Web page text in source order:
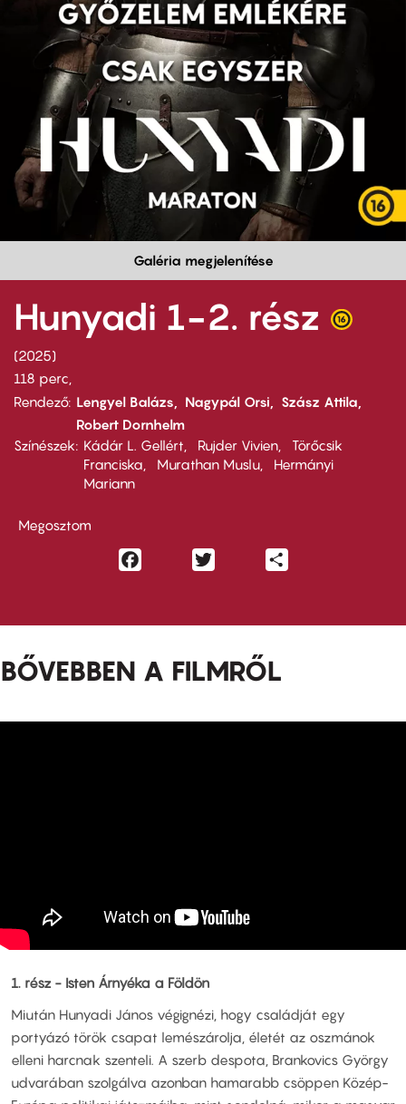
Galéria megjelenítése
Hunyadi 1-2. rész
2025
118 perc,
Rendező Lengyel Balázs Nagypál Orsi
Szász Attila
Robert Dornhelm
Színészek
Kádár L. Gellért Rujder Vivien
Törőcsik
Franciska
Murathan Muslu
Hermányi
Mariann
Megosztom
Facebook
BŐVEBBEN A FILMRŐL
1. rész - Isten Árnyéka a Földön
Miután Hunyadi János végignézi, hogy családját egy
portyázó török csapat lemészárolja, életét az oszmánok
elleni harcnak szenteli. A szerb despota, Brankovics György
udvarában szolgálva azonban hamarabb csöppen Közép-